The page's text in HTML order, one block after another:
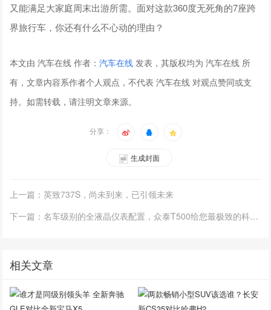
又能满足大家庭周末出游所需。面对这款360度无死角的7座跨
界旅行车，你还有什么不心动的理由？
本文由 汽车在线 作者：汽车在线 发表，其版权均为 汽车在线 所
有，文章内容系作者个人观点，不代表 汽车在线 对观点赞同或支
持。如需转载，请注明文章来源。
分享：
生成封面
上一篇：英致737S，尚未到来，已引领未来
下一篇：名车级别的全液晶仪表配置，众泰T500给您最极致的科技感
相关文章